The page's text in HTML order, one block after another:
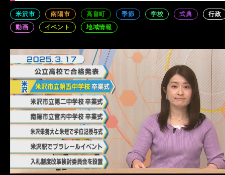
米沢市 南陽市 高畠町 季節 学校 式典
行政
動画
イベント 地域情報